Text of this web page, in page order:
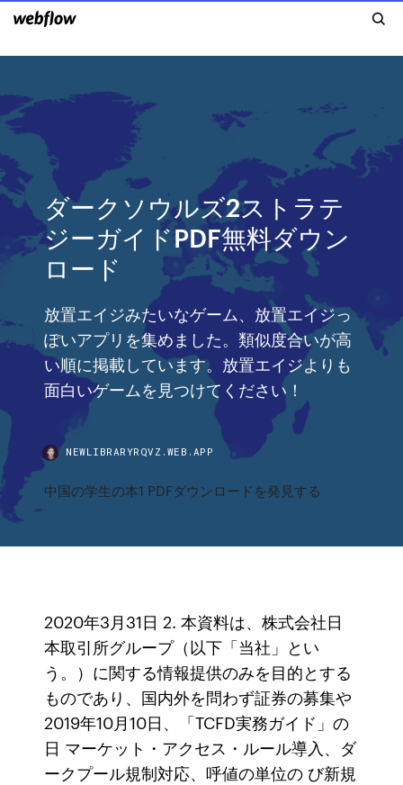
ダークソウルズ2ストラテ
ジーガイドPDF無料ダウン
ロード
放置エイジみたいなゲーム、放置エイジっ
ぽいアプリを集めました。類似度合いが高
い順に掲載しています。放置エイジよりも
面白いゲームを見つけてください！
NEWLIBRARYRQVZ.WEB.APP
中国の学生の本1 PDFダウンロードを発見する
2020年3月31日 2. 本資料は、株式会社日
本取引所グループ（以下「当社」とい
う。）に関する情報提供のみを目的とする
ものであり、国内外を問わず証券の募集や
2019年10月10日、「TCFD実務ガイド」の
日 マーケット・アクセス・ルール導入、ダ
ークプール規制対応、呼値の単位の び新規